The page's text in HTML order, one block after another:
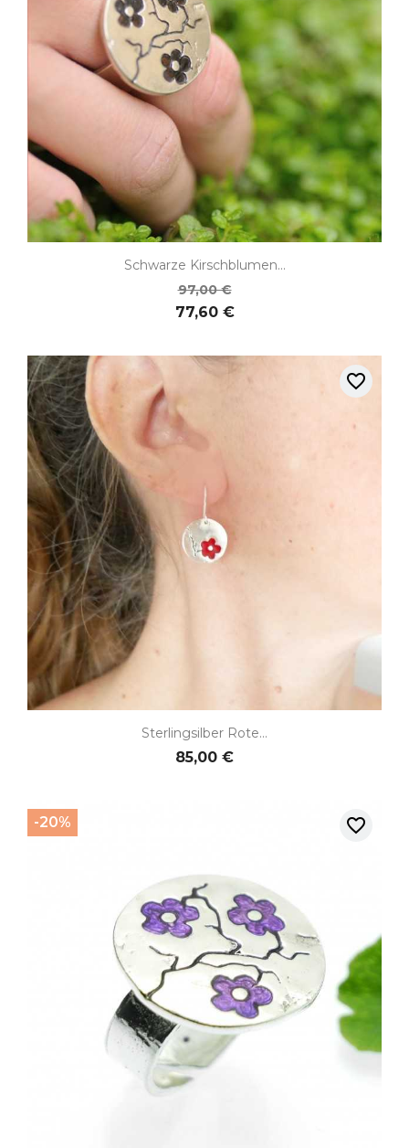
Schwarze Kirschblumen...
97,00 €
77,60 €
Sterlingsilber Rote...
85,00 €
favorite_border
-20% favorite_border